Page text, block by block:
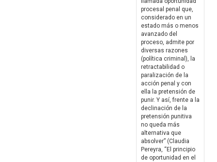
procesal penal que,
considerado en un
estado más o menos
avanzado del
proceso, admite por
diversas razones
(política criminal), la
retractabilidad o
paralización de la
acción penal y con
ella la pretensión de
punir. Y así, frente a la
declinación de la
pretensión punitiva
no queda más
alternativa que
absolver” (Claudia
Pereyra, “El principio
de oportunidad en el